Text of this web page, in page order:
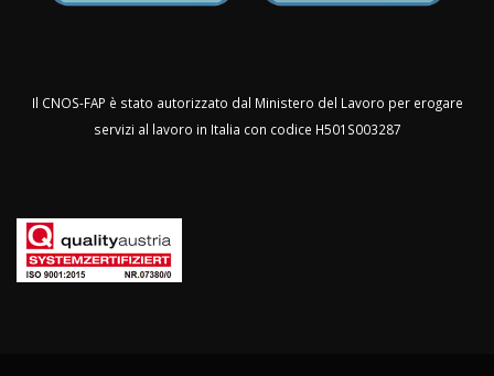
Il CNOS-FAP è stato autorizzato dal Ministero del Lavoro per erogare
servizi al lavoro in Italia con codice H501S003287